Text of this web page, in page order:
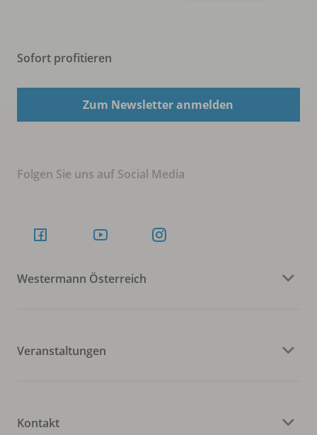
Sofort profitieren
Zum Newsletter anmelden
Folgen Sie uns auf Social Media
Westermann Österreich
Veranstaltungen
Kontakt